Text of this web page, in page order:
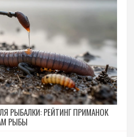
РЫБАЛКИ: РЕЙТИНГ ПРИМАНОК
РЫБЫ